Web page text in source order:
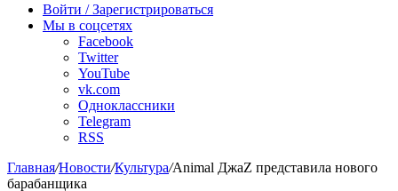
радио
Войти / Зарегистрироваться
Мы в соцсетях
Facebook
Twitter
YouTube
vk.com
Одноклассники
Telegram
RSS
Главная/Новости/Культура/Animal ДжаZ представила нового
барабанщика